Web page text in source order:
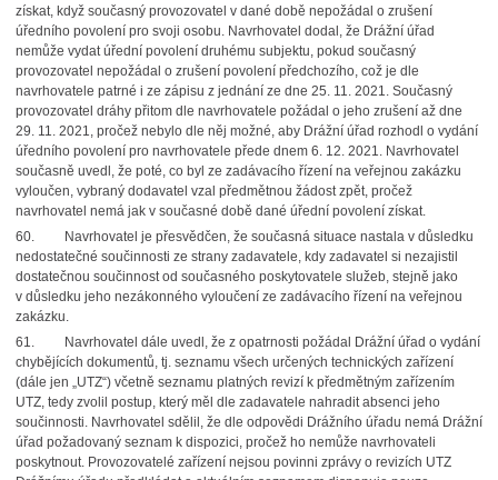
získat, když současný provozovatel v dané době nepožádal o zrušení
úředního povolení pro svoji osobu. Navrhovatel dodal, že Drážní úřad
nemůže vydat úřední povolení druhému subjektu, pokud současný
provozovatel nepožádal o zrušení povolení předchozího, což je dle
navrhovatele patrné i ze zápisu z jednání ze dne 25. 11. 2021. Současný
provozovatel dráhy přitom dle navrhovatele požádal o jeho zrušení až dne
29. 11. 2021, pročež nebylo dle něj možné, aby Drážní úřad rozhodl o vydání
úředního povolení pro navrhovatele přede dnem 6. 12. 2021. Navrhovatel
současně uvedl, že poté, co byl ze zadávacího řízení na veřejnou zakázku
vyloučen, vybraný dodavatel vzal předmětnou žádost zpět, pročež
navrhovatel nemá jak v současné době dané úřední povolení získat.
60. Navrhovatel je přesvědčen, že současná situace nastala v důsledku
nedostatečné součinnosti ze strany zadavatele, kdy zadavatel si nezajistil
dostatečnou součinnost od současného poskytovatele služeb, stejně jako
v důsledku jeho nezákonného vyloučení ze zadávacího řízení na veřejnou
zakázku.
61. Navrhovatel dále uvedl, že z opatrnosti požádal Drážní úřad o vydání
chybějících dokumentů, tj. seznamu všech určených technických zařízení
(dále jen „UTZ“) včetně seznamu platných revizí k předmětným zařízením
UTZ, tedy zvolil postup, který měl dle zadavatele nahradit absenci jeho
součinnosti. Navrhovatel sdělil, že dle odpovědi Drážního úřadu nemá Drážní
úřad požadovaný seznam k dispozici, pročež ho nemůže navrhovateli
poskytnout. Provozovatelé zařízení nejsou povinni zprávy o revizích UTZ